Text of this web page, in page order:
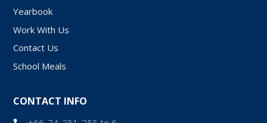
Yearbook
Work With Us
Contact Us
School Meals
CONTACT INFO